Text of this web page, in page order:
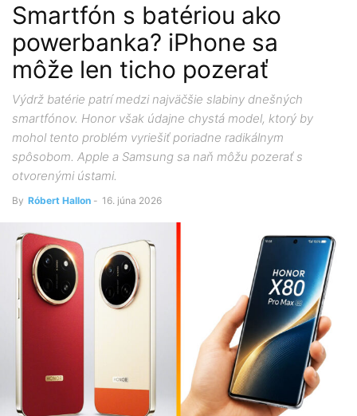
Smartfón s batériou ako
powerbanka? iPhone sa
môže len ticho pozerať
Výdrž batérie patrí medzi najväčšie slabiny dnešných
smartfónov. Honor však údajne chystá model, ktorý by
mohol tento problém vyriešiť poriadne radikálnym
spôsobom. Apple a Samsung sa naň môžu pozerať s
otvorenými ústami.
By Róbert Hallon - 16. júna 2026